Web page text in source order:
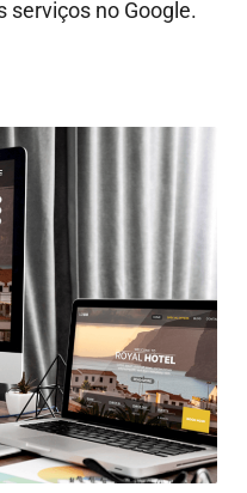
serviços no Google.